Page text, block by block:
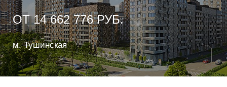
ОТ 14 662 776 РУБ.
м. Тушинская